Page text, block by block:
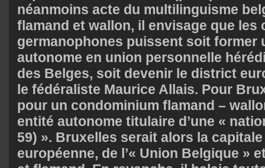
néanmoins acte du multilinguisme
flamand et wallon, il envisage que les
germanophones puissent soit former
autonome en union personnelle
des Belges, soit devenir le district
le fédéraliste Maurice Allais. Pour
pour un condominium flamand –
entité autonome titulaire d’une «
59) ». Bruxelles serait alors la capitale
européenne, de l’« Union Belgique »